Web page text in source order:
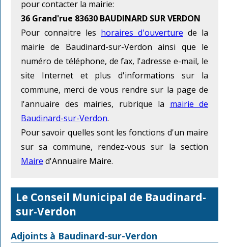
pour contacter la mairie:
36 Grand'rue 83630 BAUDINARD SUR VERDON
Pour connaitre les horaires d'ouverture de la
mairie de Baudinard-sur-Verdon ainsi que le
numéro de téléphone, de fax, l'adresse e-mail, le
site Internet et plus d'informations sur la
commune, merci de vous rendre sur la page de
l'annuaire des mairies, rubrique la mairie de
Baudinard-sur-Verdon.
Pour savoir quelles sont les fonctions d'un maire
sur sa commune, rendez-vous sur la section
Maire d'Annuaire Maire.
Le Conseil Municipal de Baudinard-
sur-Verdon
Adjoints à Baudinard-sur-Verdon